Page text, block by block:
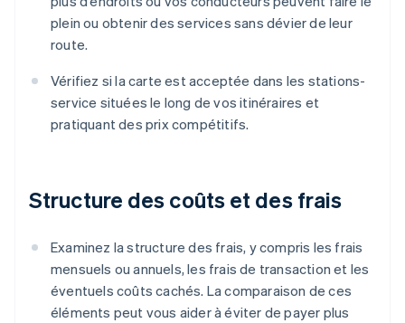
plein ou obtenir des services sans dévier de leur
route.
Vérifiez si la carte est acceptée dans les stations-
service situées le long de vos itinéraires et
pratiquant des prix compétitifs.
Structure des coûts et des frais
Examinez la structure des frais, y compris les frais
mensuels ou annuels, les frais de transaction et les
éventuels coûts cachés. La comparaison de ces
éléments peut vous aider à éviter de payer plus